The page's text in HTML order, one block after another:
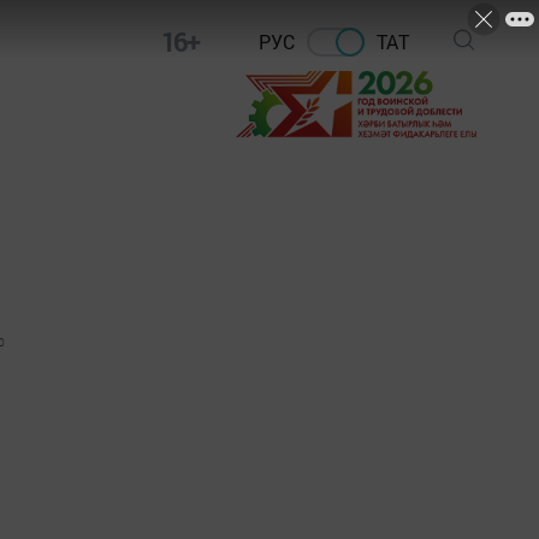
16+ РУС ТАТ